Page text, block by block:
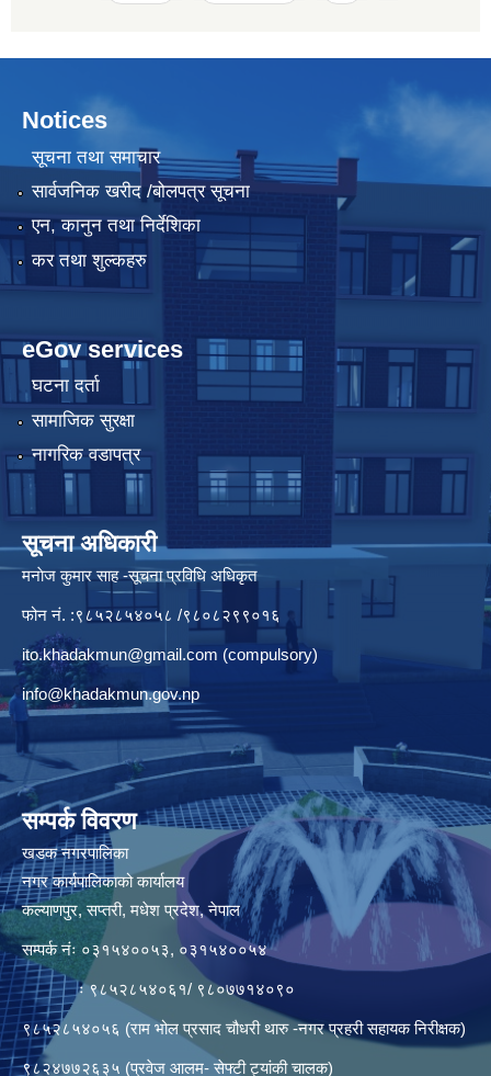
Notices
सूचना तथा समाचार
सार्वजनिक खरीद /बोलपत्र सूचना
एन, कानुन तथा निर्देशिका
कर तथा शुल्कहरु
eGov services
घटना दर्ता
सामाजिक सुरक्षा
नागरिक वडापत्र
सूचना अधिकारी
मनाेज कुमार साह -सूचना प्रविधि अधिकृत
फोन नं. :९८५२८५४०५८ /९८०८२९९०१६
ito.khadakmun@gmail.com (compulsory)
info@khadakmun.gov.np
सम्पर्क विवरण
खडक नगरपालिका
नगर कार्यपालिकाको कार्यालय
कल्याणपुर, सप्तरी, मधेश प्रदेश, नेपाल
सम्पर्क नंः ०३१५४००५३, ०३१५४००५४
ः ९८५२८५४०६१/ ९८०७७१४०९०
९८५२८५४०५६ (राम भोल प्रसाद चौधरी थारु -नगर प्रहरी सहायक निरीक्षक)
९८२४७७२६३५ (प्रवेज आलम- सेफ्टी ट्यांकी चालक)